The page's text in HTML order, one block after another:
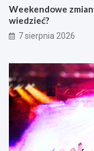
Weekendowe
wiedzieć?
7 sierpnia 2026